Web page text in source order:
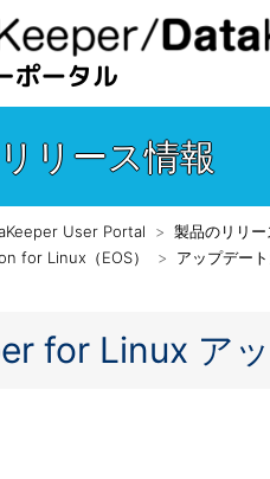
リース情報
User Portal 製品のリリー
for Linux（EOS）
アップデー
for Linux ア